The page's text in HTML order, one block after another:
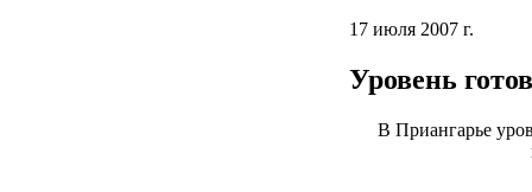
17 июля 2007 г.
Уровень
В Приангарье